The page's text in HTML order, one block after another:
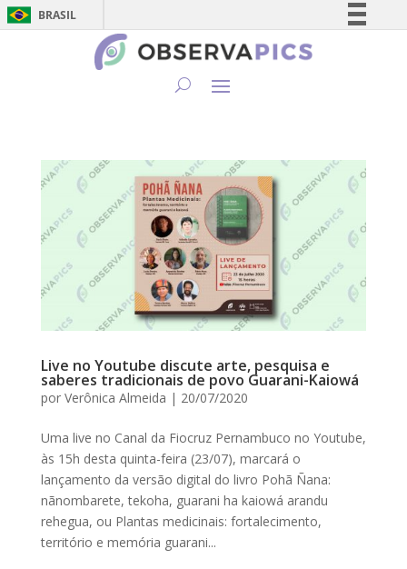
BRASIL
Simplifique!
Canais
Live no Youtube discute arte, pesquisa e
saberes tradicionais de povo Guarani-Kaiowá
por Verônica Almeida | 20/07/2020
Uma live no Canal da Fiocruz Pernambuco no Youtube,
às 15h desta quinta-feira (23/07), marcará o
lançamento da versão digital do livro Pohã Ñana:
nãnombarete, tekoha, guarani ha kaiowá arandu
rehegua, ou Plantas medicinais: fortalecimento,
território e memória guarani...